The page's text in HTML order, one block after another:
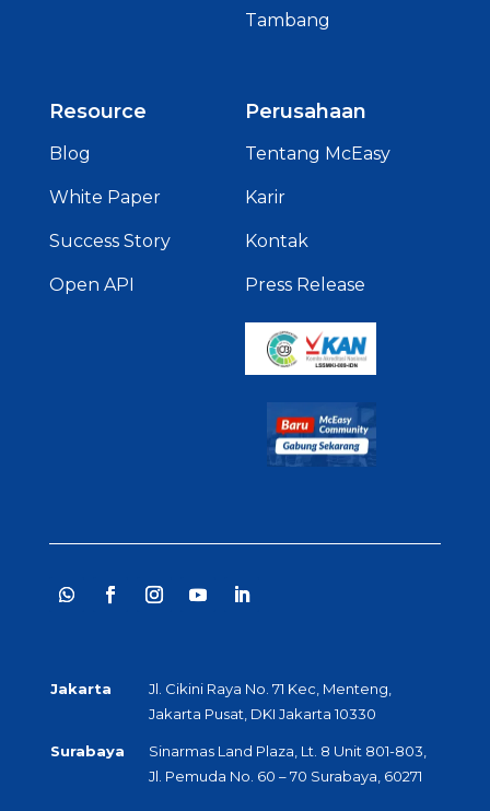
Tambang
Resource
Blog
White Paper
Success Story
Open API
Perusahaan
Tentang McEasy
Karir
Kontak
Press Release
Jakarta
Jl. Cikini Raya No. 71 Kec, Menteng,
Jakarta Pusat, DKI Jakarta 10330
Surabaya
Sinarmas Land Plaza, Lt. 8 Unit 801-803,
Jl. Pemuda No. 60 – 70 Surabaya, 60271